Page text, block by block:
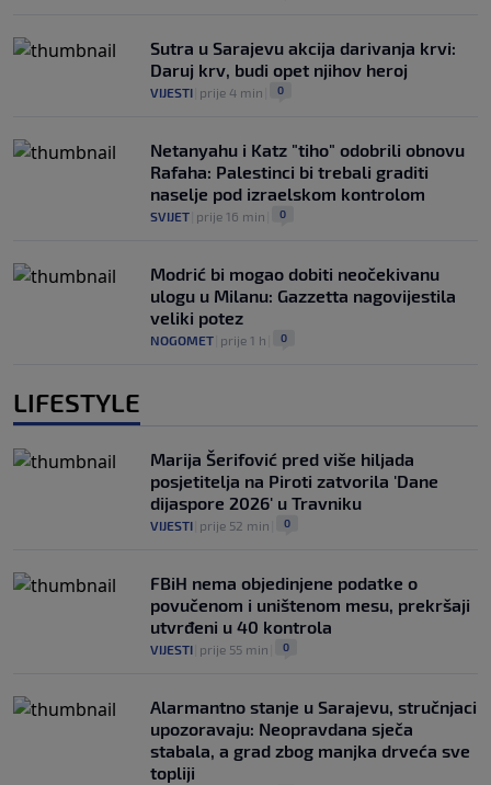
Sutra u Sarajevu akcija darivanja krvi:
Daruj krv, budi opet njihov heroj
VIJESTI prije 4 min 0
Netanyahu i Katz "tiho" odobrili obnovu
Rafaha: Palestinci bi trebali graditi
naselje pod izraelskom kontrolom
SVIJET prije 16 min 0
Modrić bi mogao dobiti neočekivanu
ulogu u Milanu: Gazzetta nagovijestila
veliki potez
NOGOMET prije 1 h 0
LIFESTYLE
Marija Šerifović pred više hiljada
posjetitelja na Piroti zatvorila 'Dane
dijaspore 2026' u Travniku
VIJESTI prije 52 min 0
FBiH nema objedinjene podatke o
povučenom i uništenom mesu, prekršaji
utvrđeni u 40 kontrola
VIJESTI prije 55 min 0
Alarmantno stanje u Sarajevu, stručnjaci
upozoravaju: Neopravdana sječa
stabala, a grad zbog manjka drveća sve
topliji